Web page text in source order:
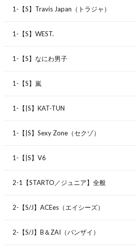
1-【S】Travis Japan（トラジャ）
1-【S】WEST.
1-【S】なにわ男子
1-【S】嵐
1-【|S】KAT-TUN
1-【|S】Sexy Zone（セクゾ）
1-【|S】V6
2-1【STARTO／ジュニア】全般
2-【S/J】ACEes（エイシーズ）
2-【S/J】B＆ZAI（バンザイ）